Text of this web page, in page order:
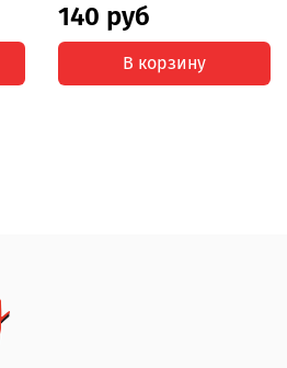
140 руб
В корзину